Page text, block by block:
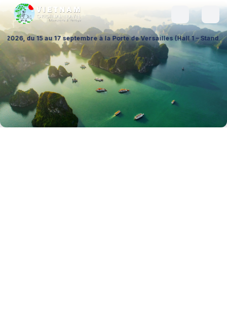
septembre à la Porte de Versailles (Hall 1 – Stand A026), pour